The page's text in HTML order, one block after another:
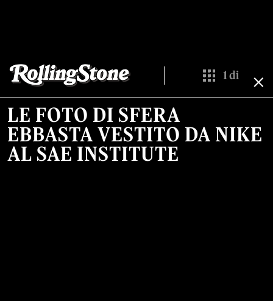
Show All
1di
LE FOTO DI SFERA
EBBASTA VESTITO DA NIKE
AL SAE INSTITUTE